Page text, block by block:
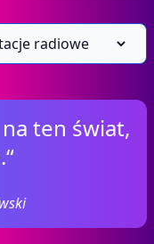
ten świat,